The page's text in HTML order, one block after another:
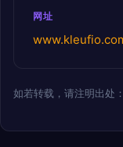
网址
如若转载，请注明出